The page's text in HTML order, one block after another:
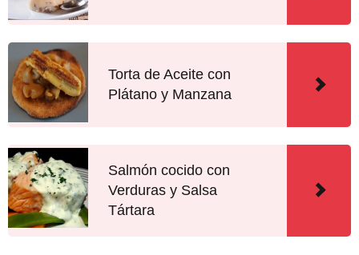
Torta de Aceite con
Plátano y Manzana
Salmón cocido con
Verduras y Salsa
Tártara